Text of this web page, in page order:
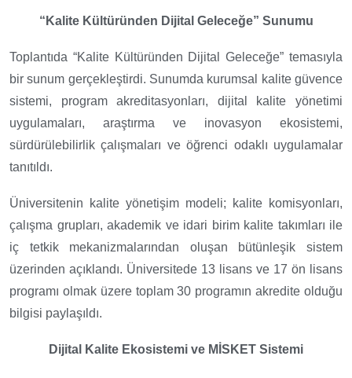
“Kalite Kültüründen Dijital Geleceğe” Sunumu
Toplantıda “Kalite Kültüründen Dijital Geleceğe” temasıyla
bir sunum gerçekleştirdi. Sunumda kurumsal kalite güvence
sistemi, program akreditasyonları, dijital kalite yönetimi
uygulamaları, araştırma ve inovasyon ekosistemi,
sürdürülebilirlik çalışmaları ve öğrenci odaklı uygulamalar
tanıtıldı.
Üniversitenin kalite yönetişim modeli; kalite komisyonları,
çalışma grupları, akademik ve idari birim kalite takımları ile
iç tetkik mekanizmalarından oluşan bütünleşik sistem
üzerinden açıklandı. Üniversitede 13 lisans ve 17 ön lisans
programı olmak üzere toplam 30 programın akredite olduğu
bilgisi paylaşıldı.
Dijital Kalite Ekosistemi ve MİSKET Sistemi